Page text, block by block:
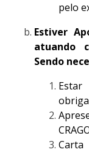
pelo
Estiver
atuando
Sendo